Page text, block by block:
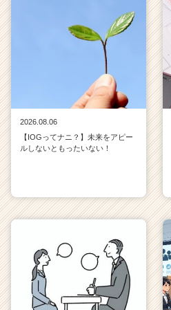
2026.08.06
【IOGってナニ？】未来をアピー
ルしないともったいない！